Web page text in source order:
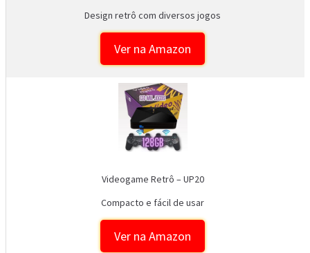
Design retrô com diversos jogos
Ver na Amazon
Videogame Retrô – UP20
Compacto e fácil de usar
Ver na Amazon